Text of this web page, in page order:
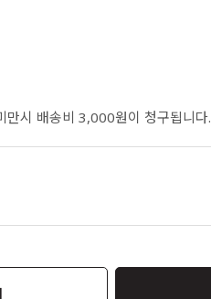
시 배송비 3,000원이 청구됩니다.